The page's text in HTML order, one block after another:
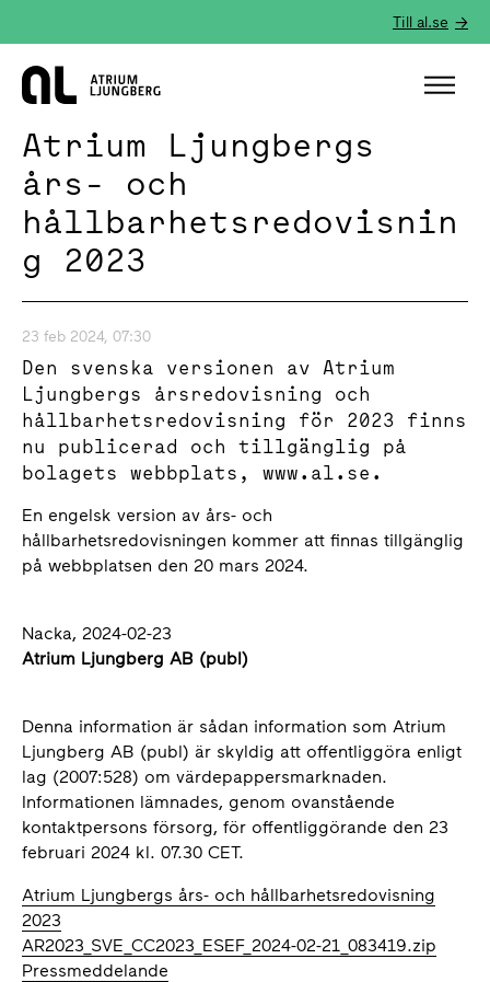
Till al.se
Hem
Atrium Ljungbergs
års- och
hållbarhetsredovisnin
g 2023
23 feb 2024, 07:30
Den svenska versionen av Atrium
Ljungbergs årsredovisning och
hållbarhetsredovisning för 2023 finns
nu publicerad och tillgänglig på
bolagets webbplats, www.al.se.
En engelsk version av års- och
hållbarhetsredovisningen kommer att finnas tillgänglig
på webbplatsen den 20 mars 2024.
Nacka, 2024-02-23
Atrium Ljungberg AB (publ)
Denna information är sådan information som Atrium
Ljungberg AB (publ) är skyldig att offentliggöra enligt
lag (2007:528) om värdepappersmarknaden.
Informationen lämnades, genom ovanstående
kontaktpersons försorg, för offentliggörande den 23
februari 2024 kl. 07.30 CET.
Atrium Ljungbergs års- och hållbarhetsredovisning
2023
AR2023_SVE_CC2023_ESEF_2024-02-21_083419.zip
Pressmeddelande